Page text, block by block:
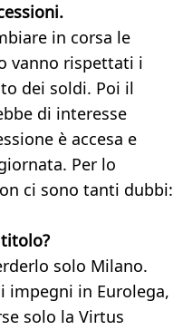
in corsa le
vanno rispettati i
dei soldi. Poi il
di interesse
è accesa e
Per lo
ci sono tanti dubbi:
solo Milano.
impegni in Eurolega,
solo la Virtus